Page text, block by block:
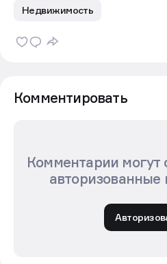
Недвижимость
Комментировать
Комментарии могут
авторизованные